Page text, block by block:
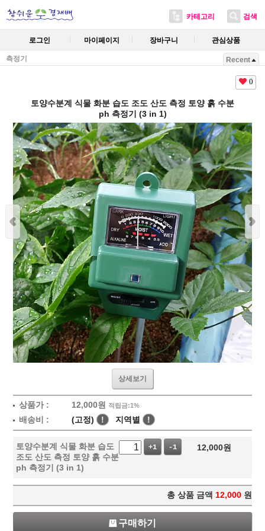
카테고리 검색
로그인 마이페이지 장바구니 관심상품
측정기 Recent
0
토양수분계 식물 화분 습도 조도 산도 측정 토양 흙 수분
ph 측정기 (3 in 1)
상세보기
상품가 : 12,000원 적립금:1%
배송비 : (고정) ! 지역별 !
토양수분계 식물 화분 습도
조도 산도 측정 토양 흙 수분
ph 측정기 (3 in 1)
+1 -1 12,000원
총 상품 금액 12,000 원
구매하기